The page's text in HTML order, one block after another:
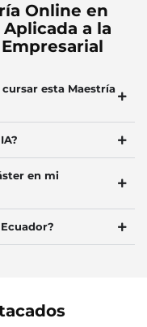
Online en
a la
esta Maestría
en mi